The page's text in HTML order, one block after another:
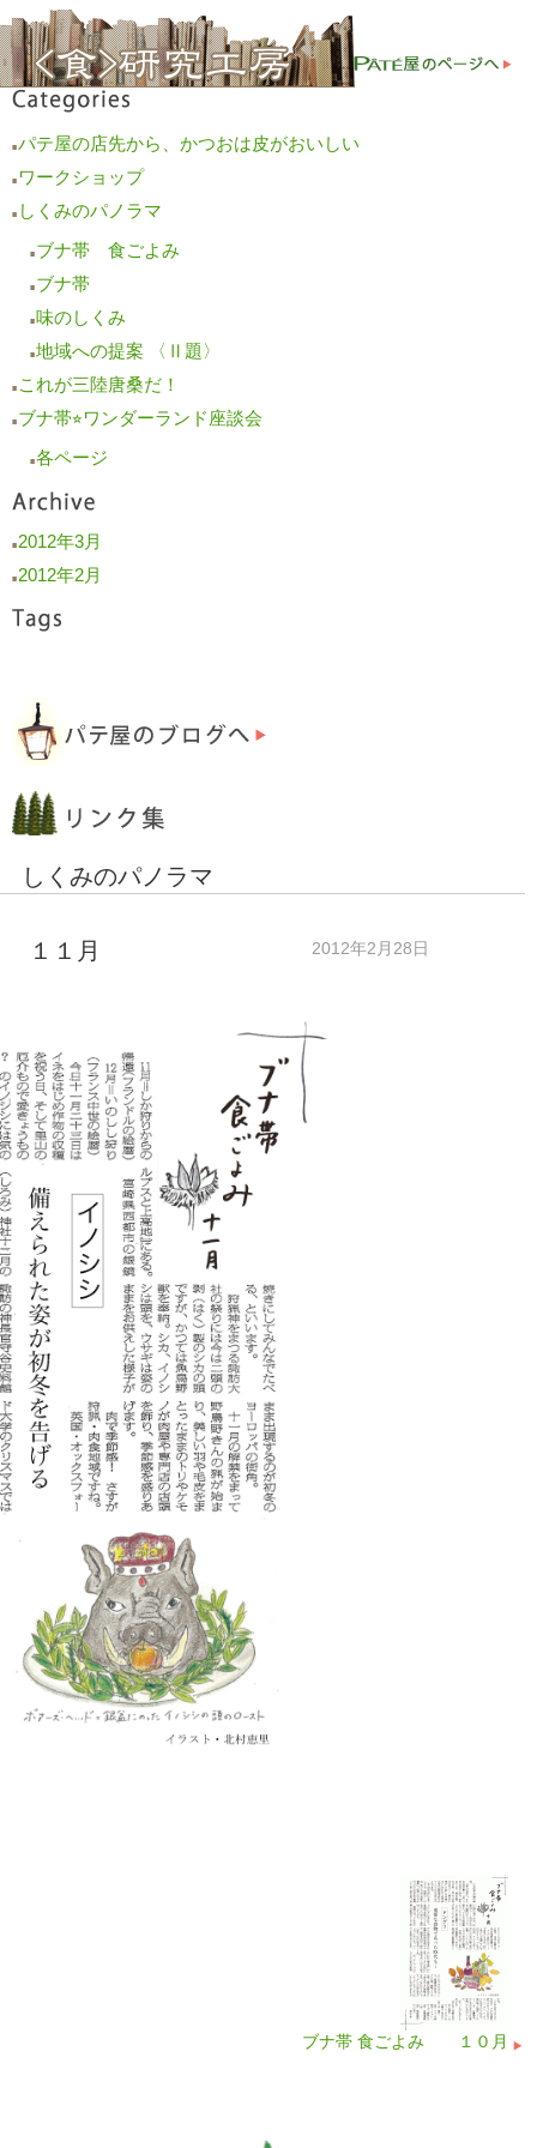
■パテ屋の店先から、かつおは皮がおいしい
■ ワークショップ
■ しくみのパノラマ
■ ブナ帯 食ごよみ
■ ブナ帯
■ 味のしくみ
■地域への提案 〈Ⅱ題〉
■ これが三陸唐桑だ！
■ ブナ帯⭐︎ワンダーランド座談会
■各ページ
■ 2012年3月
■ 2012年2月
しくみのパノラマ
１１月 2012年2月28日
ブナ帯 食ごよみ １０月